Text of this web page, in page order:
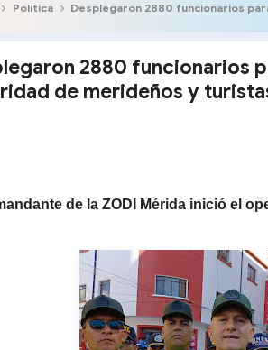
Política Desplegaron 2880 funcionarios para
2880 funcionarios
de merideños y
de la ZODI Mérida inició el